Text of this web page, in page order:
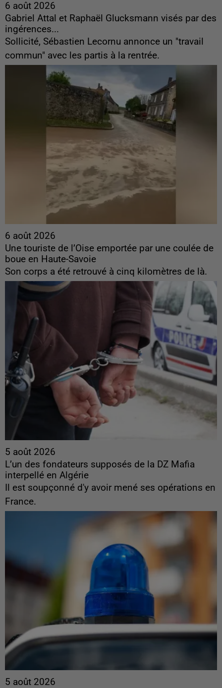
6 août 2026
Gabriel Attal et Raphaël Glucksmann visés par des
ingérences...
Sollicité, Sébastien Lecornu annonce un "travail
commun" avec les partis à la rentrée.
6 août 2026
Une touriste de l’Oise emportée par une coulée de
boue en Haute-Savoie
Son corps a été retrouvé à cinq kilomètres de là.
5 août 2026
L’un des fondateurs supposés de la DZ Mafia
interpellé en Algérie
Il est soupçonné d'y avoir mené ses opérations en
France.
5 août 2026